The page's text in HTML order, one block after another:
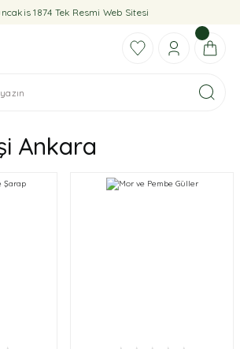
1874 Tek Resmi Web Sitesi
Ankara